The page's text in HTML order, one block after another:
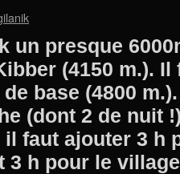
un presque
(4150 m.).
base (4800
(dont 2 de nuit
il faut ajouter 3 h
3 h pour le